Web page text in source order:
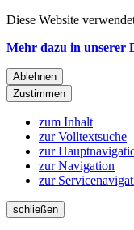
Diese Website
Mehr dazu in unserer
Ablehnen
Zustimmen
zum Inhalt
zur Volltextsuche
zur
zur Navigation
zur
schließen